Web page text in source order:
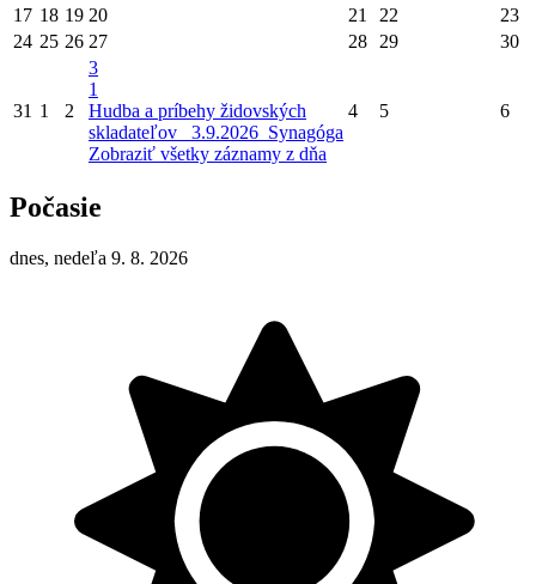
17 18 19 20 21 22
23
24 25 26 27 28 29 30
31 1 2
3
1
Hudba a príbehy židovských
skladateľov_ 3.9.2026_Synagóga
Zobraziť všetky záznamy z dňa
4 5 6
Počasie
dnes, nedeľa 9. 8. 2026